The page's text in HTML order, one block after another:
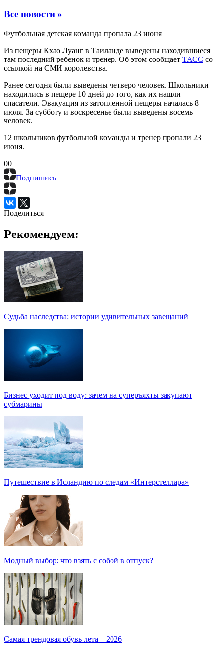
Все новости »
Футбольная детская команда пропала 23 июня
Из пещеры Кхао Луанг в Таиланде выведены находившиеся
там последний ребенок и тренер. Об этом сообщает ТАСС со
ссылкой на СМИ королевства.
Ранее сегодня были выведены четверо человек. Школьники
находились в пещере 10 дней до того, как их нашли
спасатели. Эвакуация из затопленной пещеры началась 8
июля. За субботу и воскресенье были выведены восемь
человек.
12 школьников футбольной команды и тренер пропали 23
июня.
00
Подпишись
Поделиться
Рекомендуем:
Судьба наследства: истории удивительных завещаний
Бизнес уходит под воду: зачем на суперъяхты закупают
субмарины
Путешествие в Исландию по следам «Интерстеллара»
Модный выбор: что взять с собой в отпуск?
Самая трендовая обувь лета – 2026